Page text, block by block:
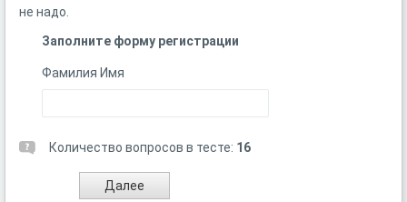
не надо.
Заполните форму регистрации
Фамилия Имя
Количество вопросов в тесте: 16